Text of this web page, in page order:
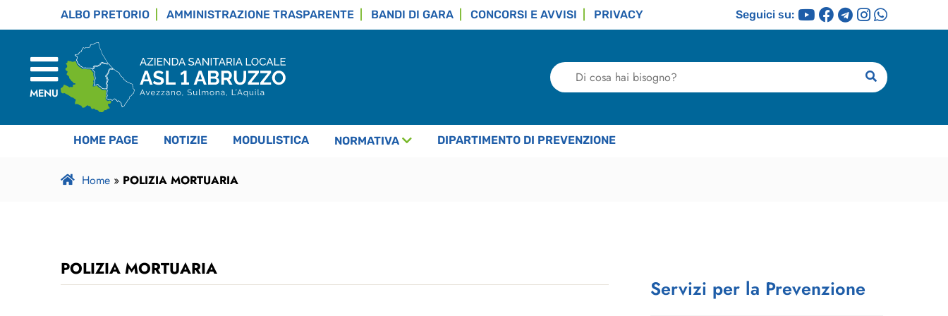
ALBO PRETORIO AMMINISTRAZIONE TRASPARENTE BANDI DI GARA CONCORSI E AVVISI PRIVACY Seguici su:
MENU
Di
cosa
bisogno?
ricerca
HOME PAGE NOTIZIE MODULISTICA NORMATIVA DIPARTIMENTO DI PREVENZIONE
Home» POLIZIA MORTUARIA
POLIZIA MORTUARIA
Servizi per la Prevenzione